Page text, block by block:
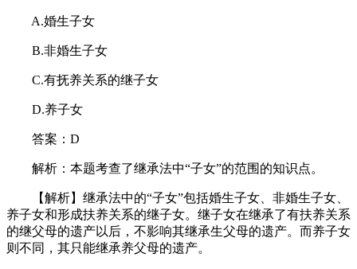
A.婚生子女
B.非婚生子女
C.有抚养关系的继子女
D.养子女
答案：D
解析：本题考查了继承法中“子女”的范围的知识点。
【解析】继承法中的“子女”包括婚生子女、非婚生子女、
养子女和形成扶养关系的继子女。继子女在继承了有扶养关系
的继父母的遗产以后，不影响其继承生父母的遗产。而养子女
则不同，其只能继承养父母的遗产。